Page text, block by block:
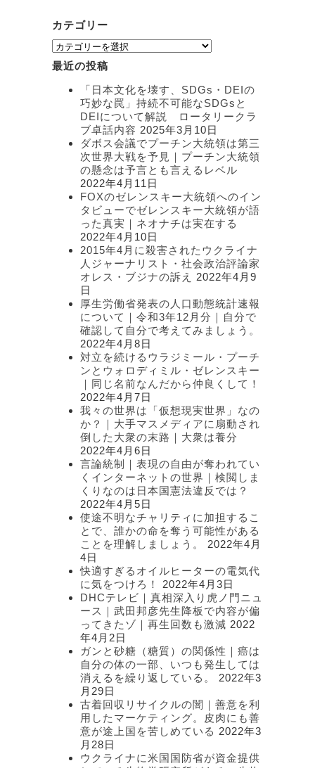
カテゴリー
カ
テ
ゴ
最近の投稿
「日本文化を壊す、SDGs・DEIの
巧妙な罠」持続不可能なSDGsと
DEIについて解説 ロータリークラ
ブ卓話内容 2025年3月10日
ダボス会議でプーチン大統領は第三
次世界大戦を予見｜プーチン大統領
の懸念は予言とも言えるレベル
2022年4月11日
FOXのゼレンスキー大統領へのイン
タビューでゼレンスキー大統領が語
った真実｜ネオナチは実在する
2022年4月10日
2015年4月に殺害されたウクライナ
人ジャーナリスト・社会政治評論家
オレス・ブジナの訴え
2022年4月9
日
厚生労働省発表の人口動態統計速報
について｜令和3年12月分｜自分で
確認して自分で考えてみましょう。
2022年4月8日
対立を続けるウラジミール・プーチ
ンとウォロディミル・ゼレンスキー
｜同じ名前なんだから仲良くして！
2022年4月7日
我々の世界は「仮想現実世界」なの
か？｜大手マスメディアに扇動され
倒した大衆の末路｜大衆は養分
2022年4月6日
言論統制｜表現の自由が奪われてい
くインターネットの世界｜検閲しま
くりなのは日本国憲法違反では？
2022年4月5日
使途不明なチャリティに加担するこ
とで、誰かの命を奪う可能性がある
ことを理解しましょう。
2022年4月
4日
快適すぎるオイルヒーターの電気代
に気をつけろ！
2022年4月3日
DHCテレビ｜真相深入り虎ノ門ニュ
ース｜武田邦彦先生降板で内容が偏
ってきたゾ｜再生回数も激減 2022
年4月2日
ガンと砂糖（糖質）の関係性｜癌は
自分の体の一部、いつも発生しては
消えるを繰り返している。
2022年3
月29日
古着回収リサイクルの闇｜善意を利
用したマーケティング。皮肉にも善
意が途上国を苦しめている 2022年3
月28日
ウクライナに米国国防省が資金提供